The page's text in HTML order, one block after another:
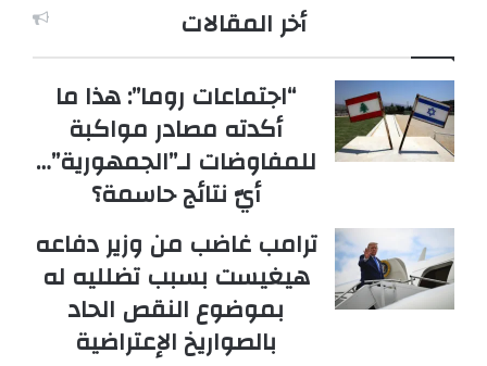
أخر المقالات
“اجتماعات روما”: هذا ما
أكدته مصادر مواكبة
للمفاوضات لـ”الجمهورية”…
أيّ نتائج حاسمة؟
ترامب غاضب من وزير دفاعه
هيغيست بسبب تضلليه له
بموضوع النقص الحاد
بالصواريخ الإعتراضية